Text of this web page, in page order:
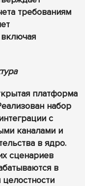
требованиям
платформа
набор
с
каналами и
в ядро.
сценариев
в